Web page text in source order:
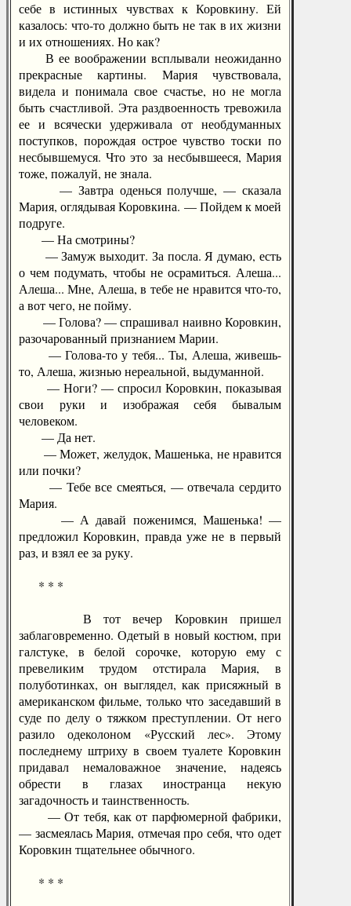
себе в истинных чувствах к Коровкину. Ей
казалось: что-то должно быть не так в их жизни
и их отношениях. Но как?
В ее воображении всплывали неожиданно
прекрасные картины. Мария чувствовала,
видела и понимала свое счастье, но не могла
быть счастливой. Эта раздвоенность тревожила
ее и всячески удерживала от необдуманных
поступков, порождая острое чувство тоски по
несбывшемуся. Что это за несбывшееся, Мария
тоже, пожалуй, не знала.
— Завтра оденься получше, — сказала
Мария, оглядывая Коровкина. — Пойдем к моей
подруге.
— На смотрины?
— Замуж выходит. За посла. Я думаю, есть
о чем подумать, чтобы не осрамиться. Алеша...
Алеша... Мне, Алеша, в тебе не нравится что-то,
а вот чего, не пойму.
— Голова? — спрашивал наивно Коровкин,
разочарованный признанием Марии.
— Голова-то у тебя... Ты, Алеша, живешь-
то, Алеша, жизнью нереальной, выдуманной.
— Ноги? — спросил Коровкин, показывая
свои руки и изображая себя бывалым
человеком.
— Да нет.
— Может, желудок, Машенька, не нравится
или почки?
— Тебе все смеяться, — отвечала сердито
Мария.
— А давай поженимся, Машенька! —
предложил Коровкин, правда уже не в первый
раз, и взял ее за руку.
* * *
В тот вечер Коровкин пришел
заблаговременно. Одетый в новый костюм, при
галстуке, в белой сорочке, которую ему с
превеликим трудом отстирала Мария, в
полуботинках, он выглядел, как присяжный в
американском фильме, только что заседавший в
суде по делу о тяжком преступлении. От него
разило одеколоном «Русский лес». Этому
последнему штриху в своем туалете Коровкин
придавал немаловажное значение, надеясь
обрести в глазах иностранца некую
загадочность и таинственность.
— От тебя, как от парфюмерной фабрики,
— засмеялась Мария, отмечая про себя, что одет
Коровкин тщательнее обычного.
* * *